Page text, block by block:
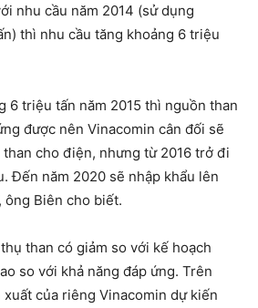
nhu cầu năm 2014 (sử dụng
thì nhu cầu tăng khoảng 6 triệu
6 triệu tấn năm 2015 thì nguồn than
được nên Vinacomin cân đối sẽ
cho điện, nhưng từ 2016 trở đi
Đến năm 2020 sẽ nhập khẩu lên
Biên cho biết.
than có giảm so với kế hoạch
so với khả năng đáp ứng. Trên
của riêng Vinacomin dự kiến